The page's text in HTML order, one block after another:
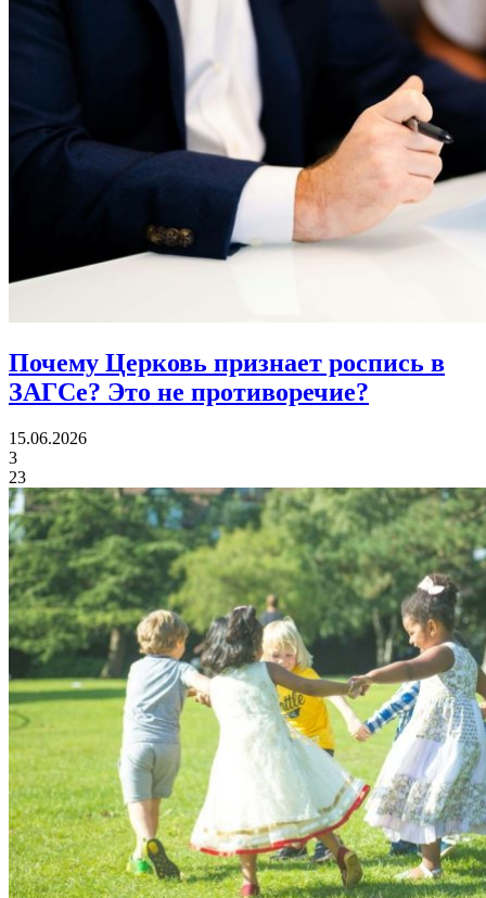
Почему Церковь признает роспись в
ЗАГСе? Это не противоречие?
15.06.2026
3
23